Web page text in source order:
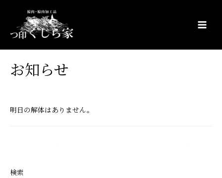
Main
お知らせ
明日の解体はありません。
ナ
検索